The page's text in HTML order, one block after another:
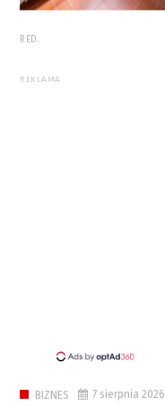
RED.
REKLAMA
BIZNES 7 sierpnia 2026